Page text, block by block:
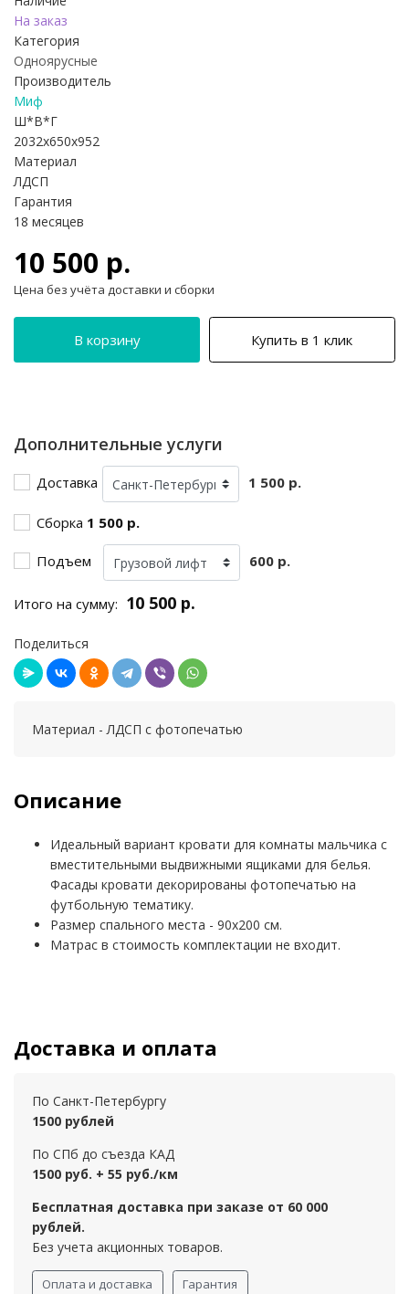
На заказ
Категория
Одноярусные
Производитель
Миф
Ш*В*Г
2032x650x952
Материал
ЛДСП
Гарантия
18 месяцев
10 500 р.
Цена без учёта доставки и сборки
В корзину Купить в 1 клик
Дополнительные услуги
Доставка 1 500 р.
Сборка 1 500 р.
Подъем 600 р.
Итого на сумму: 10 500 р.
Поделиться
Материал - ЛДСП с фотопечатью
Описание
Идеальный вариант кровати для комнаты мальчика с
вместительными выдвижными ящиками для белья.
Фасады кровати декорированы фотопечатью на
футбольную тематику.
Размер спального места - 90х200 см.
Матрас в стоимость комплектации не входит.
Доставка и оплата
По Санкт-Петербургу
1500 рублей
По СПб до съезда КАД
1500 руб. + 55 руб./км
Бесплатная доставка при заказе от 60 000
рублей.
Без учета акционных товаров.
Оплата и доставка Гарантия